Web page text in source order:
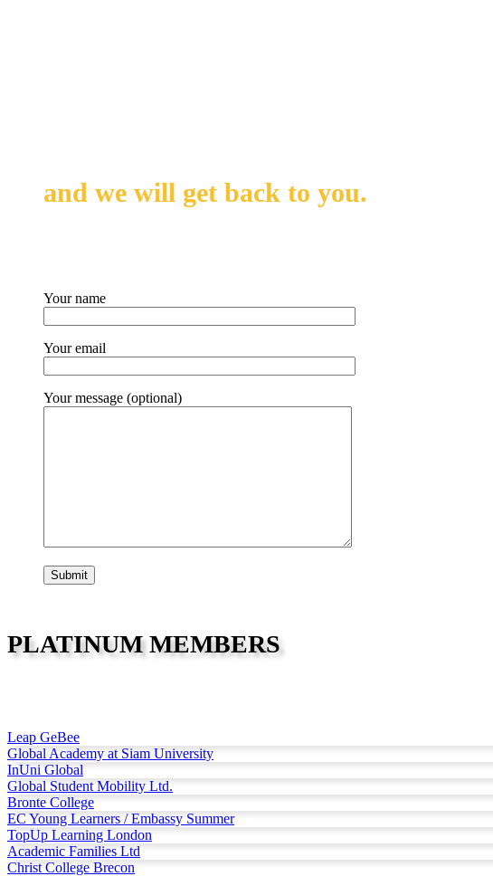
and we will get back to you.
Your name
Your email
Your message (optional)
PLATINUM MEMBERS
Leap GeBee
Global Academy at Siam University
InUni Global
Global Student Mobility Ltd.
Bronte College
EC Young Learners / Embassy Summer
TopUp Learning London
Academic Families Ltd
Christ College Brecon